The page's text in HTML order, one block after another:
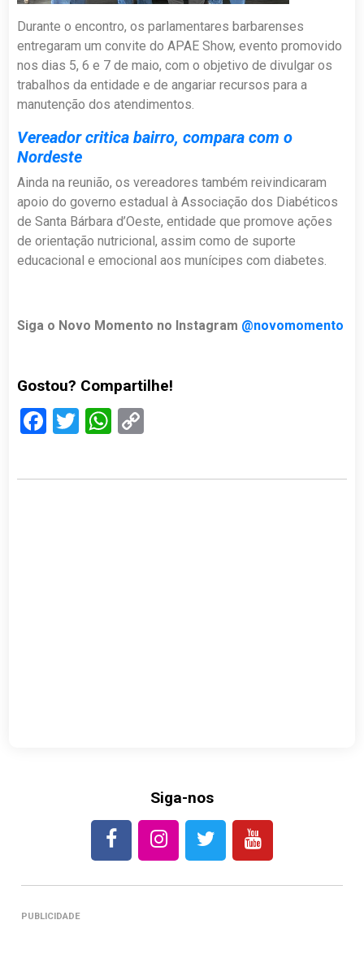
Durante o encontro, os parlamentares barbarenses
entregaram um convite do APAE Show, evento promovido
nos dias 5, 6 e 7 de maio, com o objetivo de divulgar os
trabalhos da entidade e de angariar recursos para a
manutenção dos atendimentos.
Vereador critica bairro, compara com o
Nordeste
Ainda na reunião, os vereadores também reivindicaram
apoio do governo estadual à Associação dos Diabéticos
de Santa Bárbara d’Oeste, entidade que promove ações
de orientação nutricional, assim como de suporte
educacional e emocional aos munícipes com diabetes.
Siga o Novo Momento no Instagram @novomomento
Gostou? Compartilhe!
Facebook
TwitterWhatsApp
Siga-nos
PUBLICIDADE